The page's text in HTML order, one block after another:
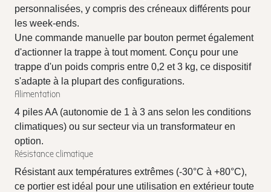
personnalisées, y compris des créneaux différents pour
les week-ends.
Une commande manuelle par bouton permet également
d'actionner la trappe à tout moment. Conçu pour une
trappe d'un poids compris entre 0,2 et 3 kg, ce dispositif
s'adapte à la plupart des configurations.
Alimentation
4 piles AA (autonomie de 1 à 3 ans selon les conditions
climatiques) ou sur secteur via un transformateur en
option.
Résistance climatique
Résistant aux températures extrêmes (-30°C à +80°C),
ce portier est idéal pour une utilisation en extérieur toute